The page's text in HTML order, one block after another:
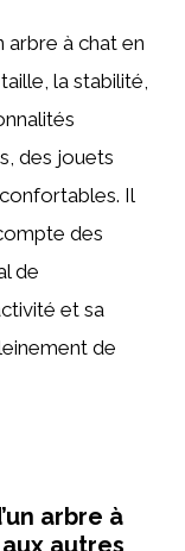
arbre à chat en
la stabilité,
des jouets
Il
des
de
et sa
de
arbre à
autres